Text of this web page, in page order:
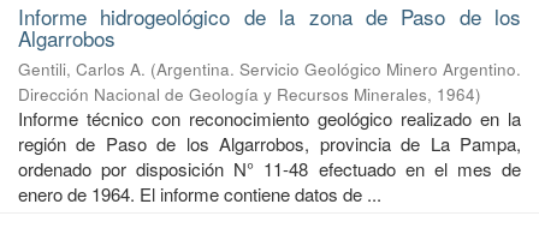
Informe hidrogeológico de la zona de Paso de los
Algarrobos
Gentili, Carlos A. (Argentina. Servicio Geológico Minero Argentino.
Dirección Nacional de Geología y Recursos Minerales, 1964)
Informe técnico con reconocimiento geológico realizado en la
región de Paso de los Algarrobos, provincia de La Pampa,
ordenado por disposición N° 11-48 efectuado en el mes de
enero de 1964. El informe contiene datos de ...